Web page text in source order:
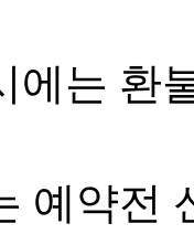
에는 환
예약전